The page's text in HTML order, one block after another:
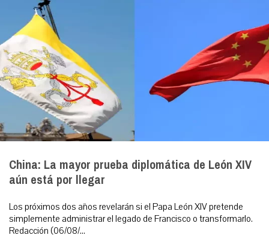
China: La mayor prueba diplomática de León XIV
aún está por llegar
Los próximos dos años revelarán si el Papa León XIV pretende
simplemente administrar el legado de Francisco o transformarlo.
Redacción (06/08/...